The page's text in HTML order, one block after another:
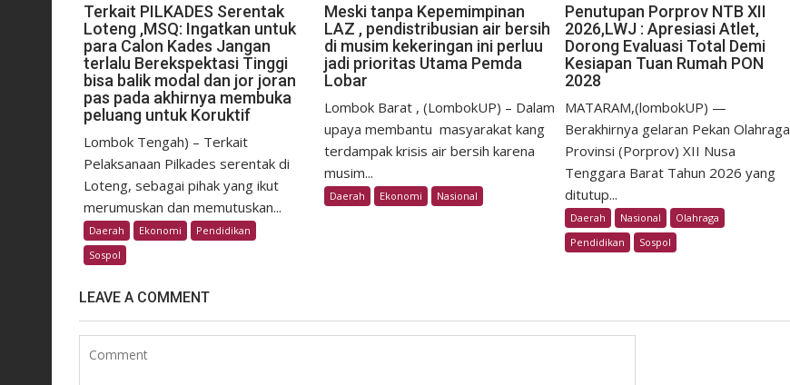
Terkait PILKADES Serentak
Loteng ,MSQ: Ingatkan untuk
para Calon Kades Jangan
terlalu Berekspektasi Tinggi
bisa balik modal dan jor joran
pas pada akhirnya membuka
peluang untuk Koruktif
Lombok Tengah) – Terkait
Pelaksanaan Pilkades serentak di
Loteng, sebagai pihak yang ikut
merumuskan dan memutuskan...
Daerah Ekonomi
Pendidikan
Sospol
Meski tanpa Kepemimpinan
LAZ , pendistribusian air bersih
di musim kekeringan ini perluu
jadi prioritas Utama Pemda
Lobar
Lombok Barat , (LombokUP) – Dalam
upaya membantu masyarakat kang
terdampak krisis air bersih karena
musim...
Daerah Ekonomi Nasional
Penutupan Porprov NTB XII
2026,LWJ : Apresiasi Atlet,
Dorong Evaluasi Total Demi
Kesiapan Tuan Rumah PON
2028
MATARAM,(lombokUP) —
Berakhirnya gelaran Pekan Olahraga
Provinsi (Porprov) XII Nusa
Tenggara Barat Tahun 2026 yang
ditutup...
Daerah Nasional
Olahraga
Pendidikan
Sospol
LEAVE A COMMENT